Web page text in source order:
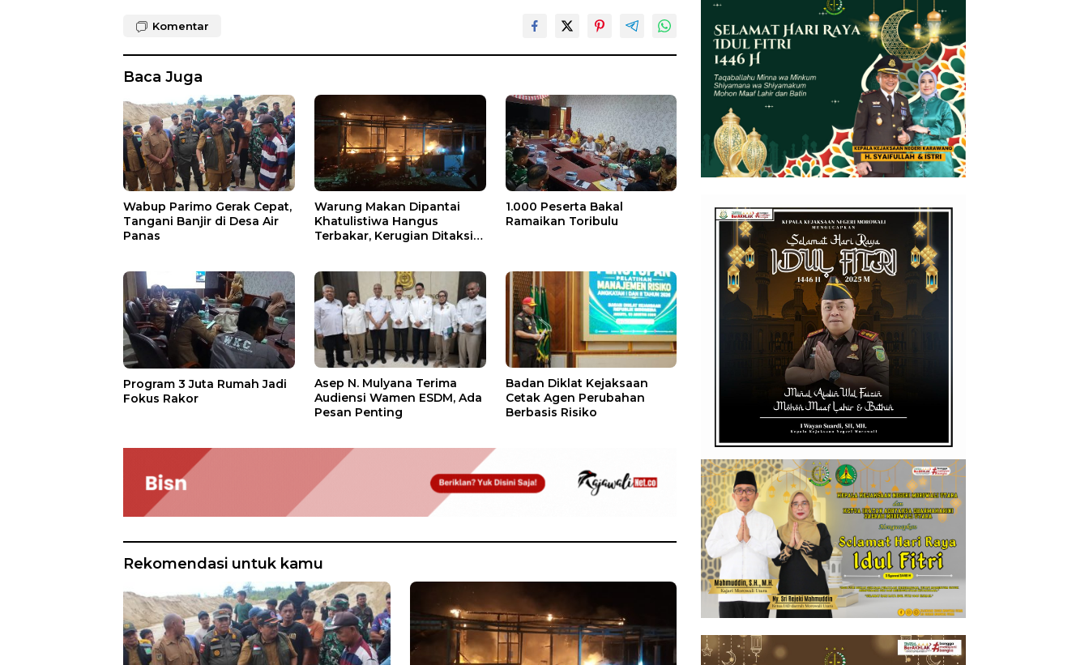
Komentar
Baca Juga
Wabup Parimo Gerak Cepat,
Tangani Banjir di Desa Air
Panas
Warung Makan Dipantai
Khatulistiwa Hangus
Terbakar, Kerugian Ditaksir
1.000 Peserta Bakal
Ramaikan Toribulu
Program 3 Juta Rumah Jadi
Fokus Rakor
Asep N. Mulyana Terima
Audiensi Wamen ESDM, Ada
Pesan Penting
Badan Diklat Kejaksaan
Cetak Agen Perubahan
Berbasis Risiko
Rekomendasi untuk kamu